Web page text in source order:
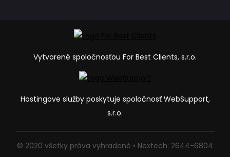
Vytvorené spoločnosťou For Best Clients, s.r.o.
Hostingove služby poskytuje spoločnosť WebSupport,
s.r.o.
© 2020 všetky práva vyhradené • Nextech: 2644-6804